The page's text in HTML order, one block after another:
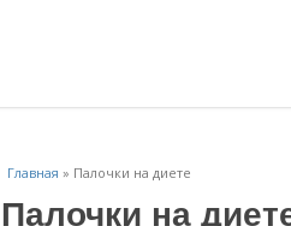
Главная » Палочки на диете
Палочки на